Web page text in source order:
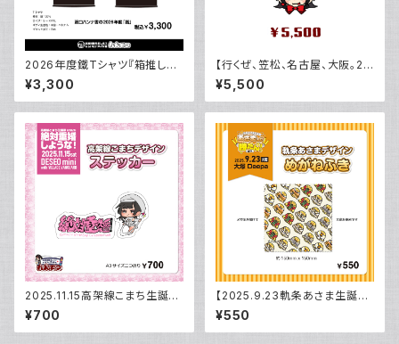
2026年度鐵Tシャツ『箱推しブ
ラック』
¥3,300
【行くぜ、笠松、名古屋、大阪。20
26】（ハンナ）おみやげ
¥5,500
2025.11.15高架線こまち生誕
ステッカー2種入り
¥700
【2025.9.23軌条あさま生誕】
めがねふき
¥550